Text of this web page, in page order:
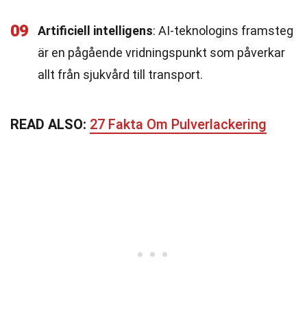
09 Artificiell intelligens: AI-teknologins framsteg
är en pågående vridningspunkt som påverkar
allt från sjukvård till transport.
READ ALSO: 27 Fakta Om Pulverlackering